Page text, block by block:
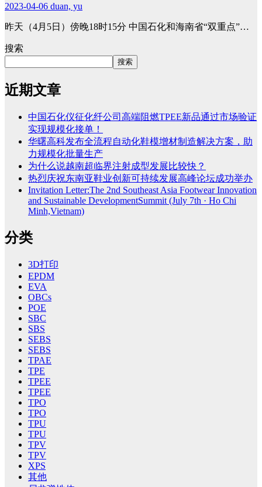
2023-04-06 duan, yu
昨天（4月5日）傍晚18时15分 中国石化和海南省“双重点”…
搜索
搜索
近期文章
中国石化仪征化纤公司高端阻燃TPEE新品通过市场验证
实现规模化接单！
华曙高科发布全流程自动化鞋模增材制造解决方案，助
力规模化批量生产
为什么说越南超临界注射成型发展比较快？
热烈庆祝东南亚鞋业创新可持续发展高峰论坛成功举办
Invitation Letter:The 2nd Southeast Asia Footwear Innovation
and Sustainable DevelopmentSummit (July 7th · Ho Chi
Minh,Vietnam)
分类
3D打印
EPDM
EVA
OBCs
POE
SBC
SBS
SEBS
SEBS
TPAE
TPE
TPEE
TPEE
TPO
TPO
TPU
TPU
TPV
TPV
XPS
其他